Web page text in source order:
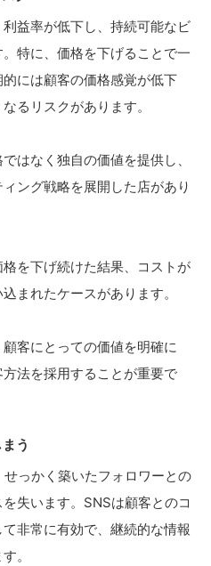
益率が低下し、持続可能なビ
特に、価格を下げることで一
には顧客の価格感覚が低下
るリスクがあります。
はなく独自の価値を提供し、
ング戦略を展開した店があり
を下げ続けた結果、コストが
まれたケースがあります。
客にとっての価値を明確に
法を採用することが重要で
う
っかく築いたフォロワーとの
失います。SNSは顧客とのコ
非常に有効で、継続的な情報
。